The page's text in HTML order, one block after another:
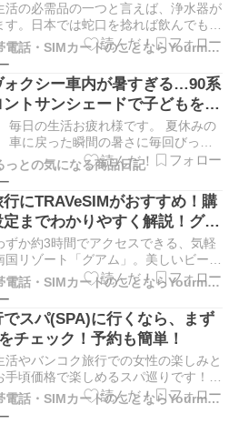
活の必需品の一つと言えば、浄水器が
す。日本では蛇口を捻れば飲んでも問
の水が出ますが、日本以外の国ではそ
せん。 タイでも当然水道から出る水
はできないため、多くの日本人の家庭
をキッチンに設置して使っています。
水…
携帯電話・SIMカードのことならYourmobile研究所
ォクシー車内が暑すぎる…90系
トサンシェードで子どもを乗
さ対策をしたい
毎日の生活お疲れ様です。 夏休みの
車に戻った瞬間の暑さに毎回びっく
、 ぽるっとです！ 夏の車内って、 本
すよね。 買い物を終えて駐車場に戻
の習い事が終わって車に乗る。 家族
あと、 炎天下の駐車場に戻る。 その
っとの気になる商品日記
にTRAVeSIMがおすすめ！購
定までわかりやすく解説！グア
限高速データ！
ずか約3時間でアクセスできる、気軽
国リゾート「グアム」。美しいビーチ
ング、アクティビティが楽しめること
旅行やカップル旅行、女子旅など幅広
気の海外旅行先です。 そんなグアム
快適に過ごすために欠かせないのが、
イン…
携帯電話・SIMカードのことならYourmobile研究所
でスパ(SPA)に行くなら、まず
チェック！予約も簡単！
活やバンコク旅行での女性の楽しみと
手頃価格で楽しめるスパ巡りです！
があるのでオススメはどこかというと
です。 今回はGoWabiというスパ予約
携帯電話・SIMカードのことならYourmobile研究所